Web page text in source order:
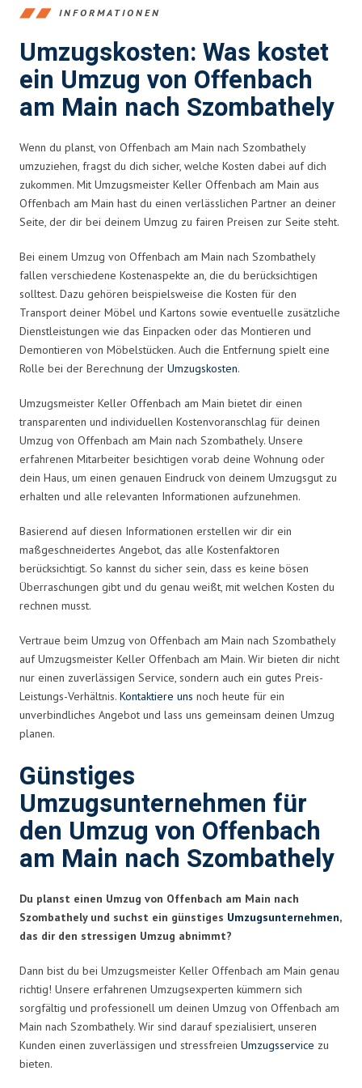
INFORMATIONEN
Umzugskosten: Was kostet
ein Umzug von Offenbach
am Main nach Szombathely
Wenn du planst, von Offenbach am Main nach Szombathely
umzuziehen, fragst du dich sicher, welche Kosten dabei auf dich
zukommen. Mit Umzugsmeister Keller Offenbach am Main aus
Offenbach am Main hast du einen verlässlichen Partner an deiner
Seite, der dir bei deinem Umzug zu fairen Preisen zur Seite steht.
Bei einem Umzug von Offenbach am Main nach Szombathely
fallen verschiedene Kostenaspekte an, die du berücksichtigen
solltest. Dazu gehören beispielsweise die Kosten für den
Transport deiner Möbel und Kartons sowie eventuelle zusätzliche
Dienstleistungen wie das Einpacken oder das Montieren und
Demontieren von Möbelstücken. Auch die Entfernung spielt eine
Rolle bei der Berechnung der Umzugskosten.
Umzugsmeister Keller Offenbach am Main bietet dir einen
transparenten und individuellen Kostenvoranschlag für deinen
Umzug von Offenbach am Main nach Szombathely. Unsere
erfahrenen Mitarbeiter besichtigen vorab deine Wohnung oder
dein Haus, um einen genauen Eindruck von deinem Umzugsgut zu
erhalten und alle relevanten Informationen aufzunehmen.
Basierend auf diesen Informationen erstellen wir dir ein
maßgeschneidertes Angebot, das alle Kostenfaktoren
berücksichtigt. So kannst du sicher sein, dass es keine bösen
Überraschungen gibt und du genau weißt, mit welchen Kosten du
rechnen musst.
Vertraue beim Umzug von Offenbach am Main nach Szombathely
auf Umzugsmeister Keller Offenbach am Main. Wir bieten dir nicht
nur einen zuverlässigen Service, sondern auch ein gutes Preis-
Leistungs-Verhältnis. Kontaktiere uns noch heute für ein
unverbindliches Angebot und lass uns gemeinsam deinen Umzug
planen.
Günstiges
Umzugsunternehmen für
den Umzug von Offenbach
am Main nach Szombathely
Du planst einen Umzug von Offenbach am Main nach
Szombathely und suchst ein günstiges Umzugsunternehmen,
das dir den stressigen Umzug abnimmt?
Dann bist du bei Umzugsmeister Keller Offenbach am Main genau
richtig! Unsere erfahrenen Umzugsexperten kümmern sich
sorgfältig und professionell um deinen Umzug von Offenbach am
Main nach Szombathely. Wir sind darauf spezialisiert, unseren
Kunden einen zuverlässigen und stressfreien Umzugsservice zu
bieten.